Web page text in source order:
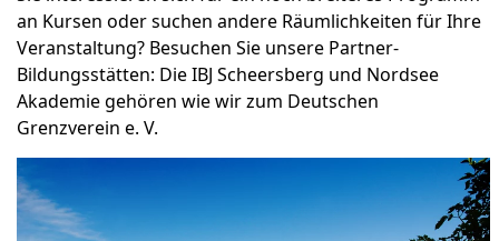
an Kursen oder suchen andere Räumlichkeiten für Ihre
Veranstaltung? Besuchen Sie unsere Partner-
Bildungsstätten: Die IBJ Scheersberg und Nordsee
Akademie gehören wie wir zum Deutschen
Grenzverein e. V.